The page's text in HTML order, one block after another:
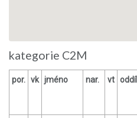
kategorie C2M
por. vk jméno nar. vt oddíl